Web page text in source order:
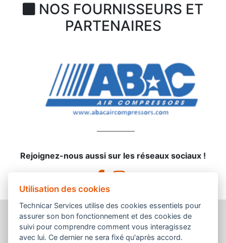
NOS FOURNISSEURS ET
PARTENAIRES
Rejoignez-nous aussi sur les réseaux sociaux !
Utilisation des cookies
Technicar Services utilise des cookies essentiels pour
assurer son bon fonctionnement et des cookies de
suivi pour comprendre comment vous interagissez
avec lui. Ce dernier ne sera fixé qu'après accord.